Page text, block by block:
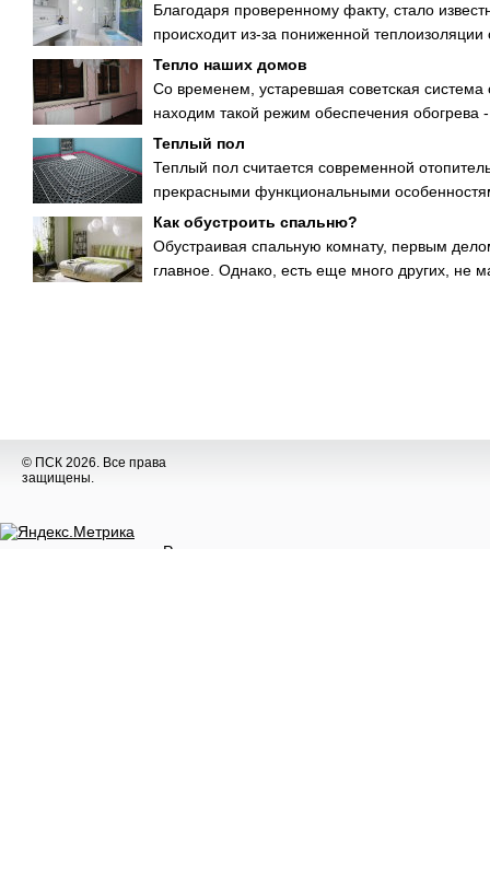
Благодаря проверенному факту, стало
происходит из-за пониженной
Тепло наших домов
Со временем, устаревшая советская
находим такой режим обеспечения обогрева
Теплый пол
Теплый пол считается современной
прекрасными функциональными
Как обустроить спальню?
Обустраивая спальную комнату, первым
главное. Однако, есть еще много других, не
© ПСК 2026. Все права
защищены.
Разное